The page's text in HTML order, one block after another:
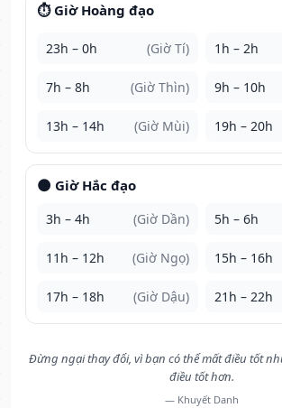
⏱️ Giờ Hoàng đạo
23h – 0h (Giờ Tí) 1h – 2h
7h – 8h (Giờ Thìn) 9h – 10h
13h – 14h (Giờ Mùi) 19h – 20h
🌑 Giờ Hắc đạo
3h – 4h (Giờ Dần) 5h – 6h
11h – 12h (Giờ Ngọ) 15h – 16h
17h – 18h (Giờ Dậu) 21h – 22h
Đừng ngại thay đổi, vì bạn có thể mất điều tốt
điều tốt hơn.
— Khuyết Danh